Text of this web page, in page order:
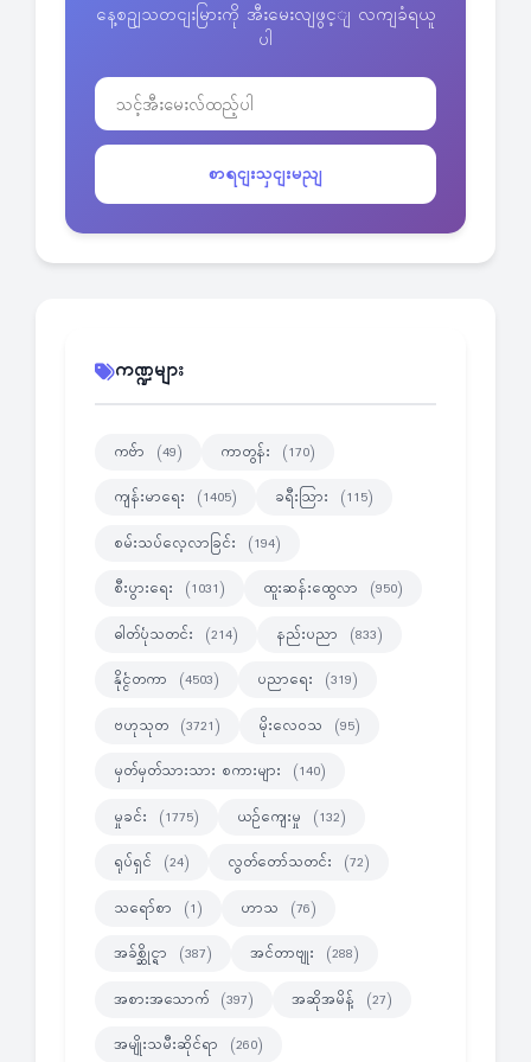
နေ့စဥျသတငျးမြားကို အီးမေးလျဖွင့ျ လကျခံရယူ
ပါ
စာရငျးသှငျးမညျ
ကဏ္ဍများ
ကဗ်ာ (49) ကာတွန်း (170)
ကျန်းမာရေး (1405) ခရီးသြား (115)
စမ်းသပ်လေ့လာခြင်း (194)
စီးပွားရေး (1031) ထူးဆန်းထွေလာ (950)
ဓါတ်ပုံသတင်း (214) နည်းပညာ (833)
နိုင္ငံတကာ (4503) ပညာရေး (319)
ဗဟုသုတ (3721) မိုးလေဝသ (95)
မှတ်မှတ်သားသား စကားများ (140)
မှုခင်း (1775) ယဉ်ကျေးမှု (132)
ရုပ်ရှင် (24) လွတ်တော်သတင်း (72)
သရော်စာ (1) ဟာသ (76)
အခ်စ္ဆိုင္ရာ (387) အင်တာဗျုး (288)
အစားအသောက် (397) အဆိုအမိန့် (27)
အမျိုးသမီးဆိုင်ရာ (260)